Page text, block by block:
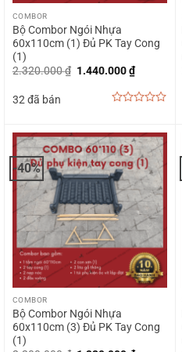
COMBOR
Bộ Combor Ngói Nhựa
60x110cm (1) Đủ PK Tay Cong
(1)
2.320.000₫ Giá
2.320.000 ₫.
1.440.000₫Giá
hiện
tại
là:
32 đã bán
of
5
-40%
COMBOR
Bộ Combor Ngói Nhựa
60x110cm (3) Đủ PK Tay Cong
(1)